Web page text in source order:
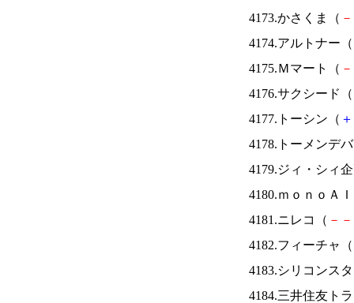
4173.かさくま（ －
4174.アルトナー（
4175.Ｍマート（ －
4176.サクシード（
4177.トーシン（ ＋
4178.トーメンデ
4179.ジィ・シィ
4180.ｍｏｎｏＡ
4181.ニレコ（ － －
4182.フィーチャ（
4183.シリコンス
4184.三井住友ト